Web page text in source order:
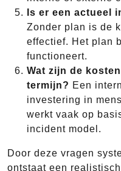
Is er een actueel
Zonder plan is de
effectief. Het plan
functioneert.
Wat zijn de
termijn? Een
investering in
werkt vaak op
incident model.
Door deze vragen
ontstaat een